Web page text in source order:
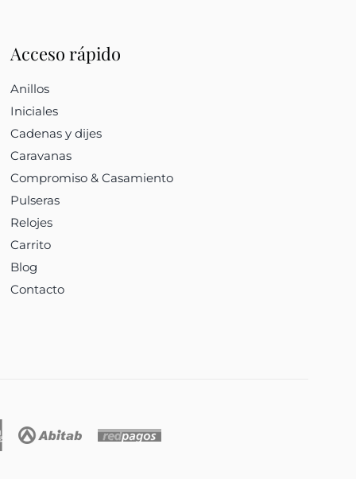
Acceso rápido
Anillos
Iniciales
Cadenas y dijes
Caravanas
Compromiso & Casamiento
Pulseras
Relojes
Carrito
Blog
Contacto